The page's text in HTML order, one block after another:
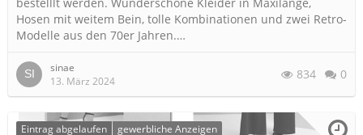
Hosen mit weitem Bein, tolle Kombinationen und zwei Retro-
Modelle aus den 70er Jahren.…
sinae
13. März 2024
834 0
Eintrag abgelaufen gewerbliche Anzeigen